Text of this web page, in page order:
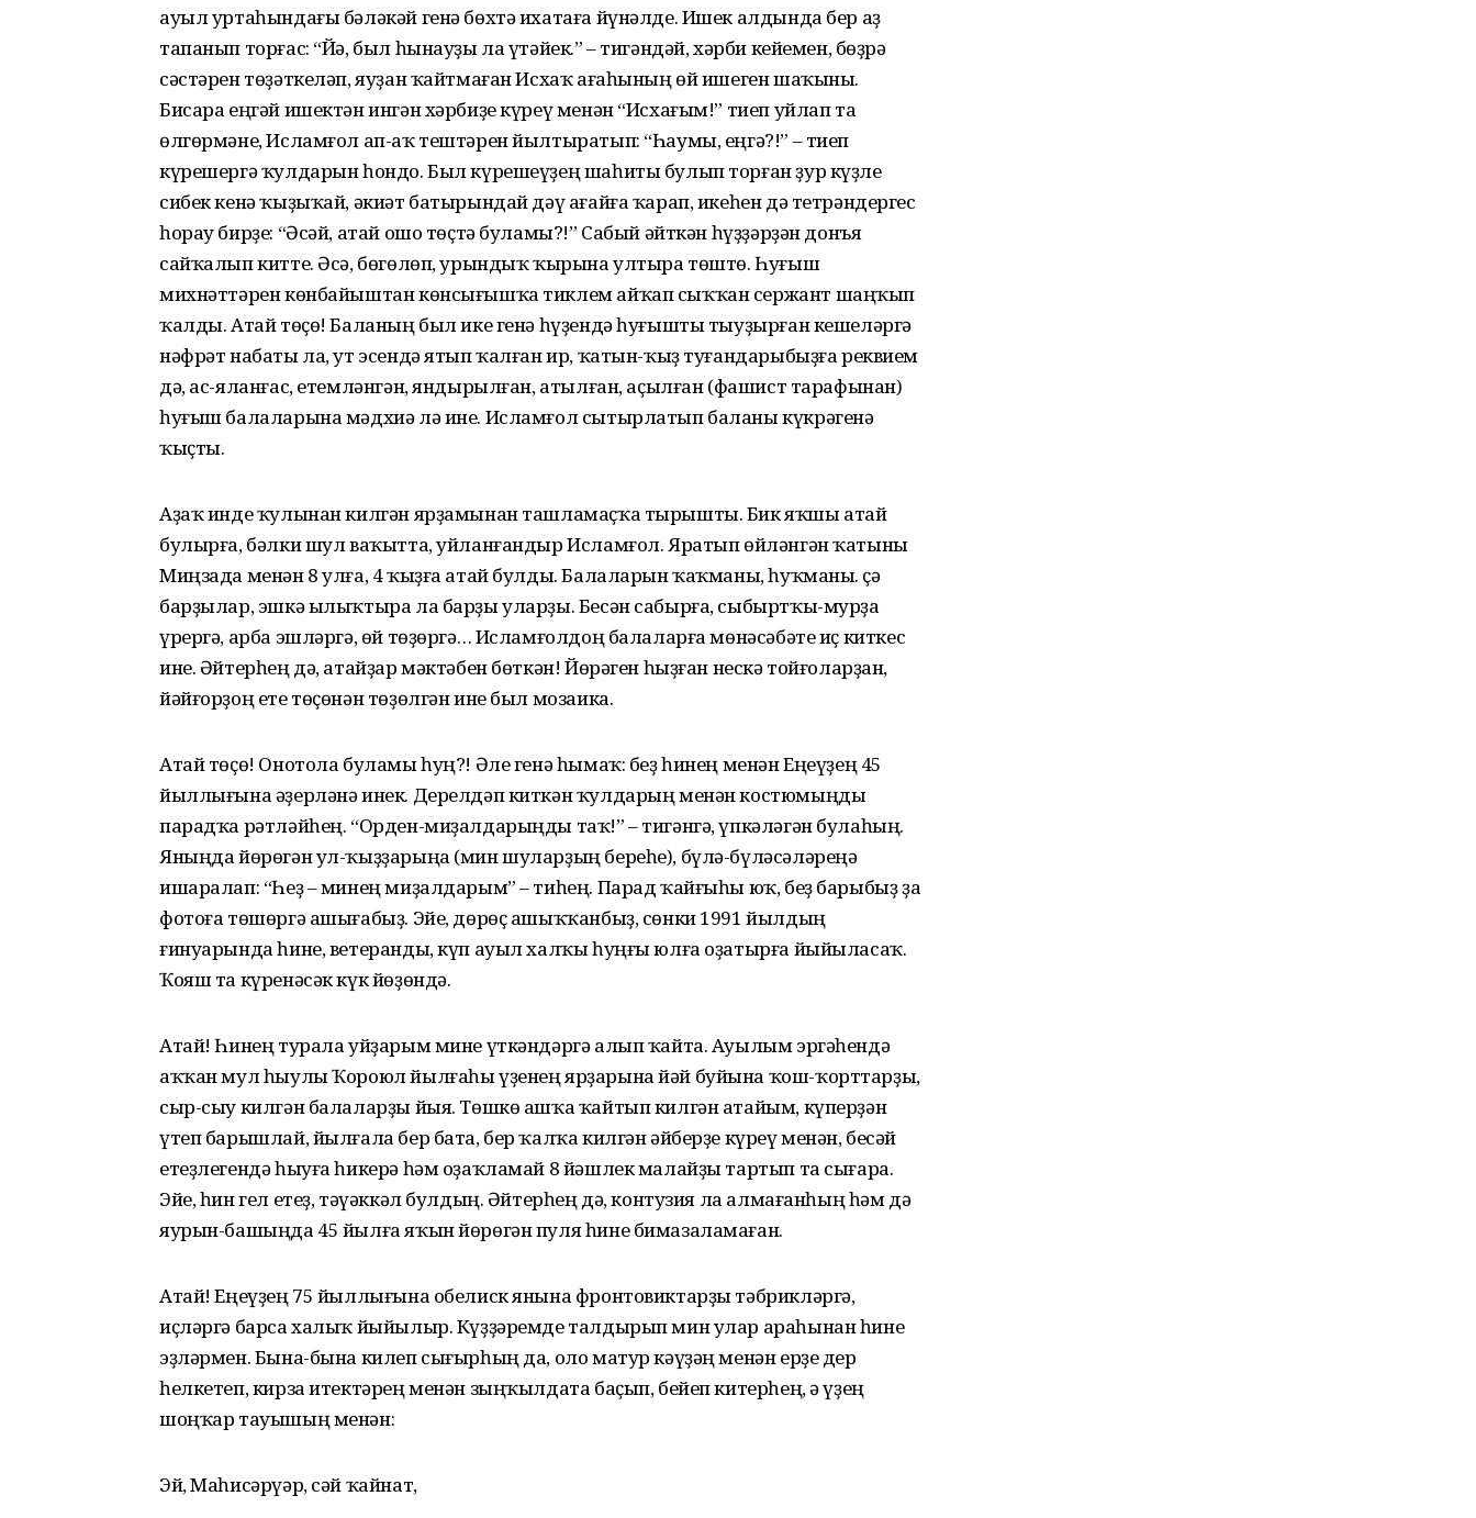
ауыл уртаһындағы бәләкәй генә бөхтә ихатаға йүнәлде. Ишек алдында бер аҙ
тапанып торғас: “Йә, был һынауҙы ла үтәйек.” – тигәндәй, хәрби кейемен, бөҙрә
сәстәрен төҙәткеләп, яуҙан ҡайтмаған Исхаҡ ағаһының өй ишеген шаҡыны.
Бисара еңгәй ишектән ингән хәрбиҙе күреү менән “Исхағым!” тиеп уйлап та
өлгөрмәне, Исламғол ап-аҡ тештәрен йылтыратып: “Һаумы, еңгә?!” – тиеп
күрешергә ҡулдарын һондо. Был күрешеүҙең шаһиты булып торған ҙур күҙле
сибек кенә ҡыҙыҡай, әкиәт батырындай дәү ағайға ҡарап, икеһен дә тетрәндергес
һорау бирҙе: “Әсәй, атай ошо төҫтә буламы?!” Сабый әйткән һүҙҙәрҙән донъя
сайҡалып китте. Әсә, бөгөлөп, урындыҡ ҡырына ултыра төштө. Һуғыш
михнәттәрен көнбайыштан көнсығышҡа тиклем айҡап сыҡҡан сержант шаңҡып
ҡалды. Атай төҫө! Баланың был ике генә һүҙендә һуғышты тыуҙырған кешеләргә
нәфрәт набаты ла, ут эсендә ятып ҡалған ир, ҡатын-ҡыҙ туғандарыбыҙға реквием
дә, ас-яланғас, етемләнгән, яндырылған, атылған, аҫылған (фашист тарафынан)
һуғыш балаларына мәдхиә лә ине. Исламғол сытырлатып баланы күкрәгенә
ҡыҫты.
Аҙаҡ инде ҡулынан килгән ярҙамынан ташламаҫҡа тырышты. Бик яҡшы атай
булырға, бәлки шул ваҡытта, уйланғандыр Исламғол. Яратып өйләнгән ҡатыны
Миңзада менән 8 улға, 4 ҡыҙға атай булды. Балаларын ҡаҡманы, һуҡманы. Үҫә
барҙылар, эшкә ылыҡтыра ла барҙы уларҙы. Бесән сабырға, сыбыртҡы-мурҙа
үрергә, арба эшләргә, өй төҙөргә… Исламғолдоң балаларға мөнәсәбәте иҫ киткес
ине. Әйтерһең дә, атайҙар мәктәбен бөткән! Йөрәген һыҙған нескә тойғоларҙан,
йәйғорҙоң ете төҫөнән төҙөлгән ине был мозаика.
Атай төҫө! Онотола буламы һуң?! Әле генә һымаҡ: беҙ һинең менән Еңеүҙең 45
йыллығына әҙерләнә инек. Дерелдәп киткән ҡулдарың менән костюмыңды
парадҡа рәтләйһең. “Орден-миҙалдарыңды таҡ!” – тигәнгә, үпкәләгән булаһың.
Яныңда йөрөгән ул-ҡыҙҙарыңа (мин шуларҙың береһе), бүлә-бүләсәләреңә
ишаралап: “Һеҙ – минең миҙалдарым” – тиһең. Парад ҡайғыһы юҡ, беҙ барыбыҙ ҙа
фотоға төшөргә ашығабыҙ. Эйе, дөрөҫ ашыҡҡанбыҙ, сөнки 1991 йылдың
ғинуарында һине, ветеранды, күп ауыл халҡы һуңғы юлға оҙатырға йыйыласаҡ.
Ҡояш та күренәсәк күк йөҙөндә.
Атай! Һинең турала уйҙарым мине үткәндәргә алып ҡайта. Ауылым эргәһендә
аҡҡан мул һыулы Ҡороюл йылғаһы үҙенең ярҙарына йәй буйына ҡош-ҡорттарҙы,
сыр-сыу килгән балаларҙы йыя. Төшкө ашҡа ҡайтып килгән атайым, күперҙән
үтеп барышлай, йылғала бер бата, бер ҡалҡа килгән әйберҙе күреү менән, бесәй
етеҙлегендә һыуға һикерә һәм оҙаҡламай 8 йәшлек малайҙы тартып та сығара.
Эйе, һин гел етеҙ, тәүәккәл булдың. Әйтерһең дә, контузия ла алмағанһың һәм дә
яурын-башыңда 45 йылға яҡын йөрөгән пуля һине бимазаламаған.
Атай! Еңеүҙең 75 йыллығына обелиск янына фронтовиктарҙы тәбрикләргә,
иҫләргә барса халыҡ йыйылыр. Күҙҙәремде талдырып мин улар араһынан һине
эҙләрмен. Бына-бына килеп сығырһың да, оло матур кәүҙәң менән ерҙе дер
һелкетеп, кирза итектәрең менән зыңҡылдата баҫып, бейеп китерһең, ә үҙең
шоңҡар тауышың менән:
Эй, Маһисәрүәр, сәй ҡайнат,